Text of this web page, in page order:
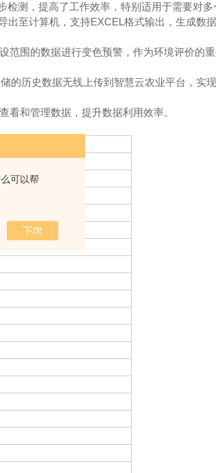
可以帮
测，提高了工作效率，特别适用于需要对多
出至计算机，支持EXCEL格式输出，生成数
范围的数据进行变色预警，作为环境评价的
的历史数据无线上传到智慧云农业平台，实
看和管理数据，提升数据利用效率。